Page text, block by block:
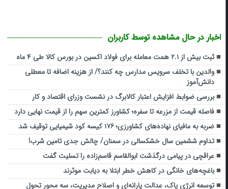
اخبار در حال مشاهده توسط کاربران
ثبت بیش از ۲.۱ همت معامله برای فولاد اکسین در بورس کالا طی ۴ ماه
والدین با تخلف سرویس مدارس چه کنند؟/ از هزینه اضافه تا معطلی
دانش‌آموز
بررسی ضوابط افزایش اعتبار کالابرگ در نشست وزرای اقتصاد و کار
فاصله قیمت از مزرعه تا سفره؛ کشاورز کمترین سهم را از قیمت نهایی دارد
ضربه ‌به مافیای نهاده‌های کشاورزی؛ ۱۷۶ کیسه کود شیمیایی توقیف شد
تداوم ششمین سال خشکسالی در سمنان/ چالش‌ جدی‌ تامین شرب!
عراقچی در پیامی درگذشت ابوالقاسم قاسم‌زاده را تسلیت گفت
باغچه‌های خانگی در کاهش خطر ابتلا به دیابت موثرند
توسعه انرژی پاک، عدالت یارانه‌ای و اصلاح مدیریت، سه محور تحول